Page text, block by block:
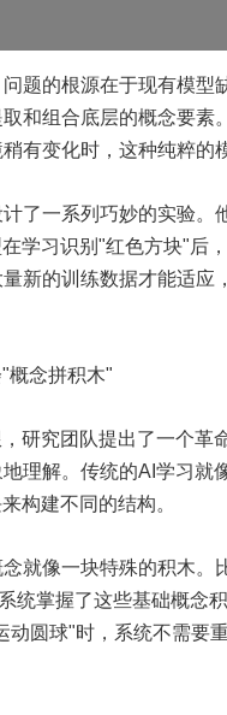
题的根源在于现有模
和组合底层的概念要
有变化时，这种纯粹的
了一系列巧妙的实验。
学习识别"红色方块"后
新的训练数据才能适
概念拼积木"
研究团队提出了一个革
理解。传统的AI学习就
构建不同的结构。
就像一块特殊的积木。
统掌握了这些基础概念
动圆球"时，系统不需要